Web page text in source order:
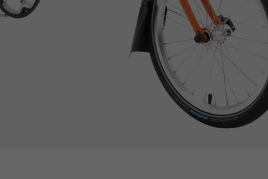
Péče o tělo
Literatura